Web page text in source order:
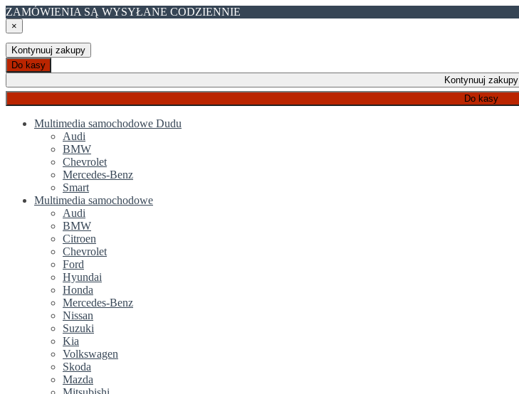
ZAMÓWIENIA SĄ WYSYŁANE CODZIENNIE
×
Kontynuuj zakupy
Do kasy
Kontynuuj zakupy
Do kasy
Multimedia samochodowe Dudu
Audi
BMW
Chevrolet
Mercedes-Benz
Smart
Multimedia samochodowe
Audi
BMW
Citroen
Chevrolet
Ford
Hyundai
Honda
Mercedes-Benz
Nissan
Suzuki
Kia
Volkswagen
Skoda
Mazda